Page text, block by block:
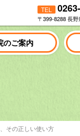
TEL
〒399-8288 長
のご案内
その正しい使い方